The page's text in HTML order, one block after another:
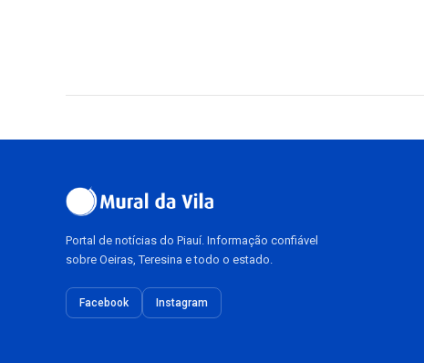
Portal de notícias do Piauí. Informação confiável
sobre Oeiras, Teresina e todo o estado.
Facebook Instagram